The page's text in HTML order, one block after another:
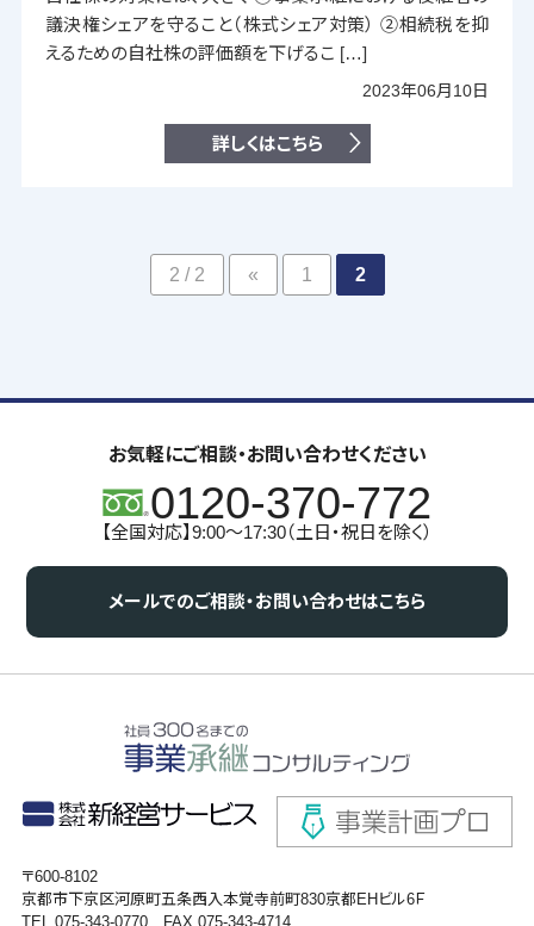
議決権シェアを守ること（株式シェア対策） ②相続税を抑
えるための自社株の評価額を下げるこ […]
2023年06月10日
詳しくはこちら
2 / 2 « 1 2
お気軽にご相談・お問い合わせください
0120-370-772
【全国対応】9:00～17:30（土日・祝日を除く）
メールでのご相談・お問い合わせはこちら
〒600-8102
京都市下京区河原町五条西入本覚寺前町830京都EHビル6Ｆ
TEL 075-343-0770 FAX 075-343-4714